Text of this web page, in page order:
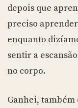
depois que
preciso
enquanto
sentir a
no corpo.
Ganhei,